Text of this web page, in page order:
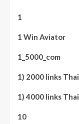
1
1 Win Aviator
1_5000_com
1) 2000 links
1) 4000 links
10